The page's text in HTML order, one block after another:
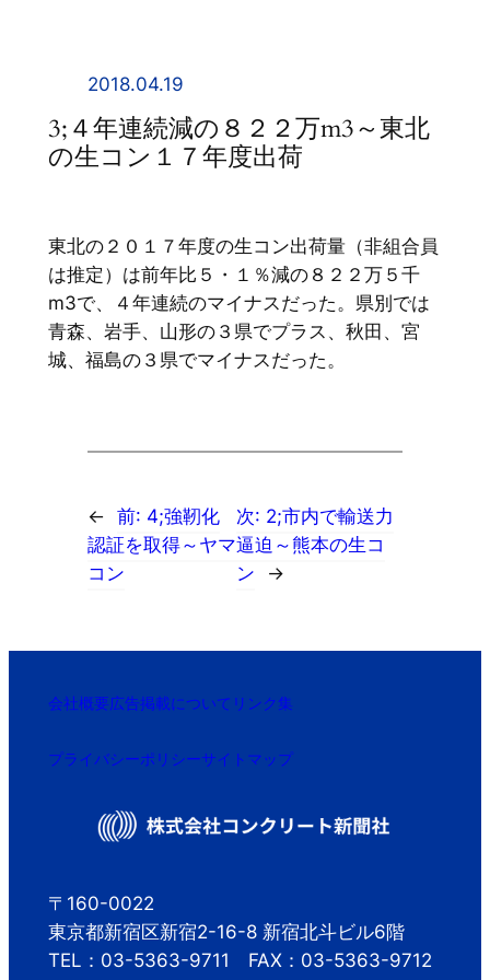
2018.04.19
3;４年連続減の８２２万m3～東北
の生コン１７年度出荷
東北の２０１７年度の生コン出荷量（非組合員
は推定）は前年比５・１％減の８２２万５千
m3で、４年連続のマイナスだった。県別では
青森、岩手、山形の３県でプラス、秋田、宮
城、福島の３県でマイナスだった。
← 前: 4;強靭化
認証を取得～ヤマ
コン
次: 2;市内で輸送力
逼迫～熊本の生コ
ン
→
会社概要広告掲載について リンク集
プライバシーポリシーサイトマップ
〒160-0022
東京都新宿区新宿2-16-8 新宿北斗ビル6階
TEL：03-5363-9711 FAX：03-5363-9712